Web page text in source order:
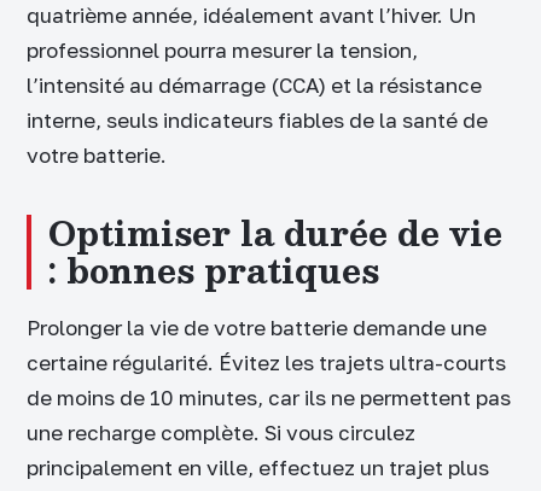
quatrième année, idéalement avant l’hiver. Un
professionnel pourra mesurer la tension,
l’intensité au démarrage (CCA) et la résistance
interne, seuls indicateurs fiables de la santé de
votre batterie.
Optimiser la durée de vie
: bonnes pratiques
Prolonger la vie de votre batterie demande une
certaine régularité. Évitez les trajets ultra-courts
de moins de 10 minutes, car ils ne permettent pas
une recharge complète. Si vous circulez
principalement en ville, effectuez un trajet plus